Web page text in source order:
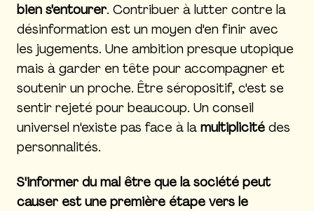
bien s'entourer. Contribuer à lutter contre la
désinformation est un moyen d'en finir avec
les jugements. Une ambition presque utopique
mais à garder en tête pour accompagner et
soutenir un proche. Être séropositif, c'est se
sentir rejeté pour beaucoup. Un conseil
universel n'existe pas face à la multiplicité des
personnalités.
S'informer du mal être que la société peut
causer est une première étape vers le